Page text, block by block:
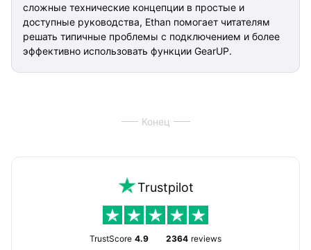
сложные технические концепции в простые и
доступные руководства, Ethan помогает читателям
решать типичные проблемы с подключением и более
эффективно использовать функции GearUP.
Конец
Trustpilot
TrustScore 4.9 2364 reviews